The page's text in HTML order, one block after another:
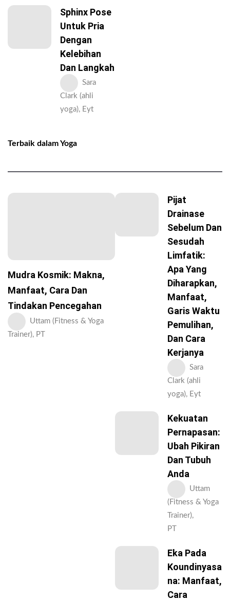
Sphinx Pose
Untuk Pria
Dengan
Kelebihan
Dan Langkah
Sara
Clark (ahli
yoga), Eyt
Terbaik dalam Yoga
Mudra Kosmik: Makna,
Manfaat, Cara Dan
Tindakan Pencegahan
Uttam (Fitness & Yoga
Trainer), PT
Pijat
Drainase
Sebelum Dan
Sesudah
Limfatik:
Apa Yang
Diharapkan,
Manfaat,
Garis Waktu
Pemulihan,
Dan Cara
Kerjanya
Sara
Clark (ahli
yoga), Eyt
Kekuatan
Pernapasan:
Ubah Pikiran
Dan Tubuh
Anda
Uttam
(Fitness & Yoga
Trainer),
PT
Eka Pada
Koundinyasa
Na: Manfaat,
Cara